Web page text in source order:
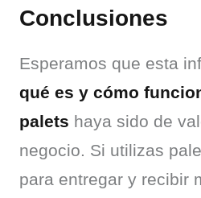
Conclusiones
qué es y cómo
palets haya sido de
negocio. Si utilizas
para entregar y recibir